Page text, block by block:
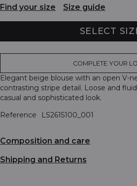
Find your size Size guide
SELECT
COMPLETE YOUR
Elegant beige blouse with an open V-
contrasting stripe detail. Loose and
casual and sophisticated look.
Reference
LS2615100_001
Composition and care
Shipping and Returns